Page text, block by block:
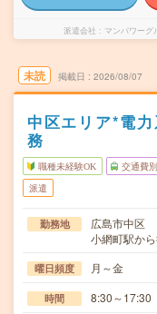
派遣会社 マンパワーグ
未読 掲載日 2026/08/07
中区エリア*電
務
職種未経験OK 交通費
派遣
勤務地
広島市中区
小網町駅か
曜日頻度 月～金
時間 8:30～17:30